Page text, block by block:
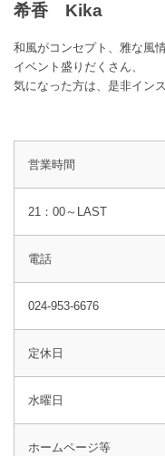
希香 Kika
和風がコンセプト、雅な風
イベント盛りだくさん、
気になった方は、是非イン
営業時間
21：00～LAST
電話
024-953-6676
定休日
水曜日
ホームページ等